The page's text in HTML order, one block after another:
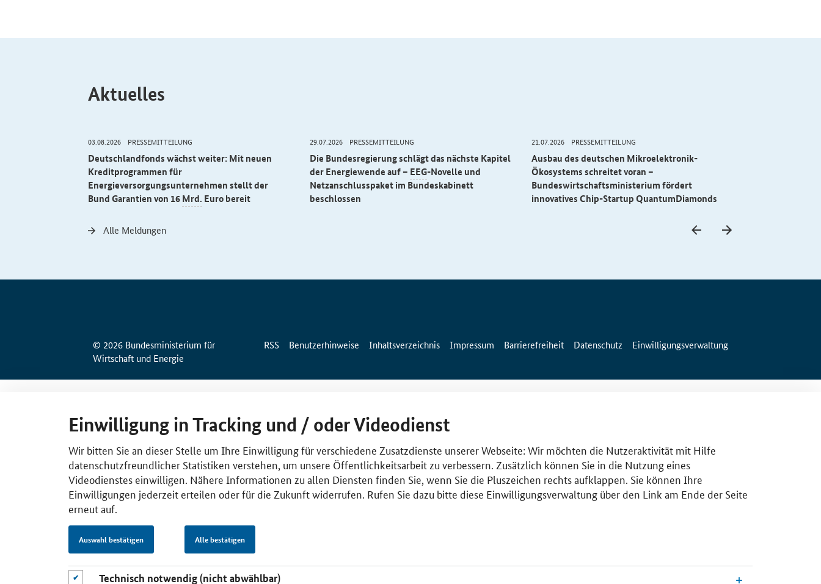
Aktuelles
03.08.2026 PRESSEMITTEILUNG
Deutschlandfonds wächst weiter: Mit neuen
Kreditprogrammen für
Energieversorgungsunternehmen stellt der
Bund Garantien von 16Mrd. Euro bereit
29.07.2026 PRESSEMITTEILUNG
Die Bundesregierung schlägt das nächste Kapitel
der Energiewende auf – EEG-Novelle und
Netzanschlusspaket im Bundeskabinett
beschlossen
21.07.2026 PRESSEMITTEILUNG
Ausbau des deutschen Mikroelektronik-
Ökosystems schreitet voran –
Bundeswirtschaftsministerium fördert
innovatives Chip-Startup QuantumDiamonds
Alle Meldungen
© 2026 Bundesministerium für
Wirtschaft und Energie
RSS Benutzerhinweise Inhaltsverzeichnis Impressum Barrierefreiheit Datenschutz Einwilligungsverwaltung
Einwilligung in Tracking und / oder Videodienst
Wir bitten Sie an dieser Stelle um Ihre Einwilligung für verschiedene Zusatzdienste unserer Webseite: Wir möchten die Nutzeraktivität mit Hilfe
datenschutzfreundlicher Statistiken verstehen, um unsere Öffentlichkeitsarbeit zu verbessern. Zusätzlich können Sie in die Nutzung eines
Videodienstes einwilligen. Nähere Informationen zu allen Diensten finden Sie, wenn Sie die Pluszeichen rechts aufklappen. Sie können Ihre
Einwilligungen jederzeit erteilen oder für die Zukunft widerrufen. Rufen Sie dazu bitte diese Einwilligungsverwaltung über den Link am Ende der Seite
erneut auf.
Auswahl bestätigen Alle bestätigen
Technisch notwendig (nicht abwählbar)